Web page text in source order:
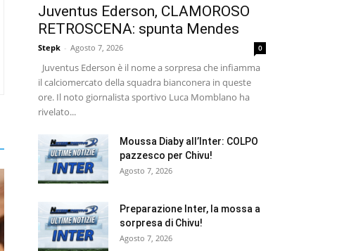
Juventus Ederson, CLAMOROSO
RETROSCENA: spunta Mendes
Stepk - Agosto 7, 2026 0
Juventus Ederson è il nome a sorpresa che infiamma
il calciomercato della squadra bianconera in queste
ore. Il noto giornalista sportivo Luca Momblano ha
rivelato...
Moussa Diaby all’Inter: COLPO
pazzesco per Chivu!
Agosto 7, 2026
Preparazione Inter, la mossa a
sorpresa di Chivu!
Agosto 7, 2026